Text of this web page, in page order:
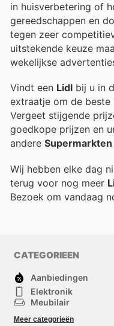
in huisverbetering of
gereedschappen en
tegen zeer
uitstekende keuze
wekelijkse
Vindt een Lidl bij u in
extraatje om de
Vergeet stijgende
goedkope prijzen en
andere Supermarkten
Wij hebben elke dag
terug voor nog meer
Bezoek om vandaag
CATEGORIEEN
Aanbiedingen
Elektronik
Meubilair
Schoonheid
Meer categorieën